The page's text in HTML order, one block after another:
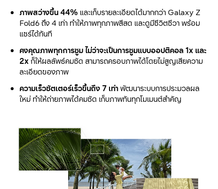
ภาพสว่างขึ้น44% และเก็บรายละเอียดได้มากกว่า Galaxy Z
Fold6 ถึง 4 เท่า ทำให้ภาพทุกภาพสีสด และดูมีชีวิตชีวา พร้อม
แชร์ได้ทันที
คงคุณภาพทุกการซูม ไม่ว่าจะเป็นการซูมแบบออปติคอล1x และ
2xก็ให้ผลลัพธ์คมชัด สามารถครอบภาพได้โดยไม่สูญเสียความ
ละเอียดของภาพ
ความเร็วชัตเตอร์เร็วขึ้นถึง7 เท่าพัฒนาระบบการประมวลผล
ใหม่ ทำให้ถ่ายภาพได้คมชัด เก็บภาพทันทุกโมเมนต์สำคัญ